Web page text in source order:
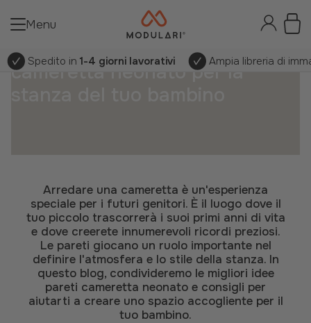
Menu
Spedito in 1-4 giorni lavorativi Ampia libreria di
Le migliori idee pareti
cameretta neonato per la
Arredare una cameretta è un'esperienza
speciale per i futuri genitori. È il luogo dove il
tuo piccolo trascorrerà i suoi primi anni di vita
e dove creerete innumerevoli ricordi preziosi.
Le pareti giocano un ruolo importante nel
definire l'atmosfera e lo stile della stanza. In
questo blog, condivideremo le migliori idee
pareti cameretta neonato e consigli per
aiutarti a creare uno spazio accogliente per il
tuo bambino.